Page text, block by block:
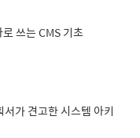
쓰는 CMS 기초
가 견고한 시스템 아키